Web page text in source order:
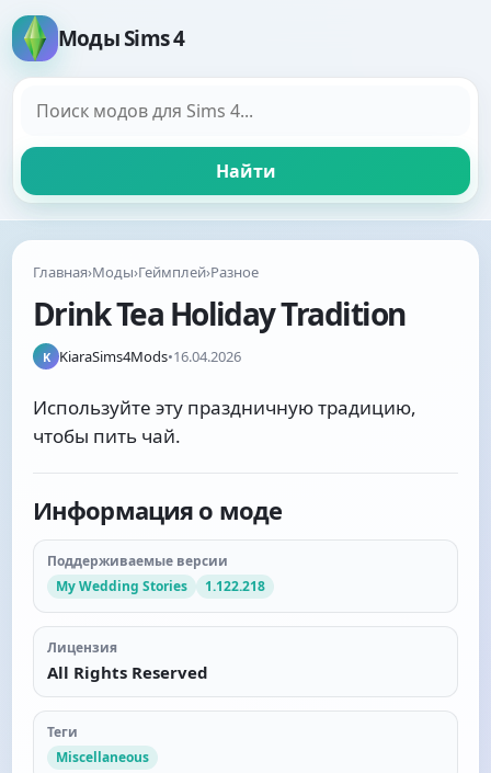
Моды Sims 4
Найти
Главная›Моды›Геймплей›Разное
Drink Tea Holiday Tradition
K KiaraSims4Mods•16.04.2026
Используйте эту праздничную традицию,
чтобы пить чай.
Информация о моде
Поддерживаемые версии
My Wedding Stories
1.122.218
Лицензия
All Rights Reserved
Теги
Miscellaneous